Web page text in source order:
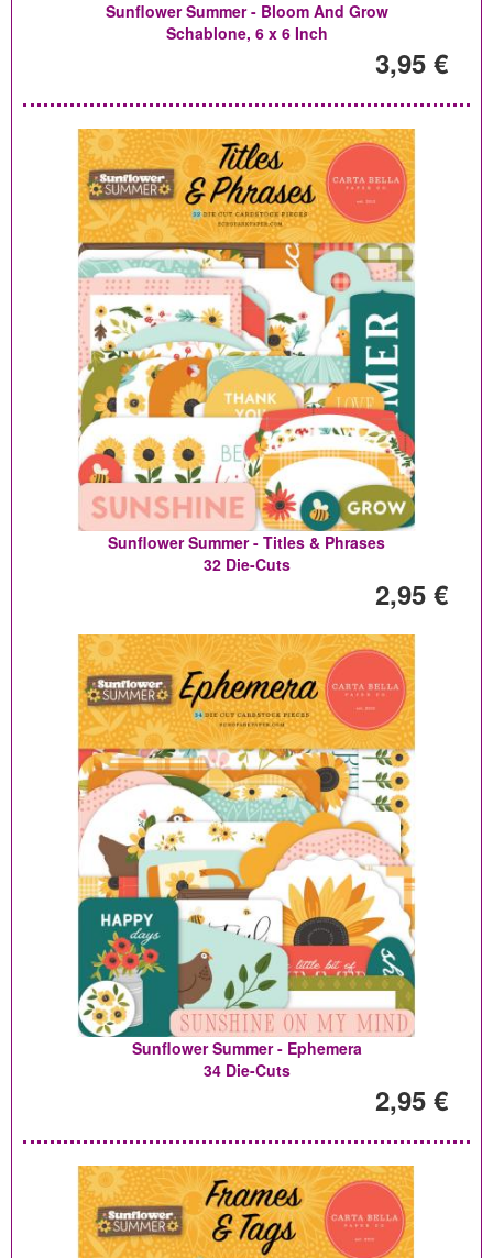
Sunflower Summer - Bloom And Grow
Schablone, 6 x 6 Inch
3,95 €
Sunflower Summer - Titles & Phrases
32 Die-Cuts
2,95 €
Sunflower Summer - Ephemera
34 Die-Cuts
2,95 €